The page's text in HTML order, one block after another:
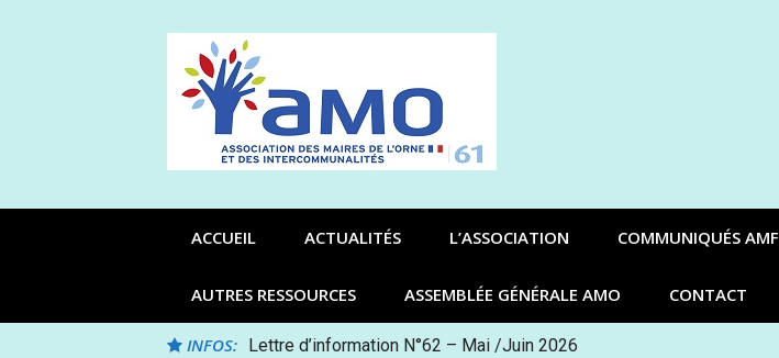
ACCUEIL ACTUALITÉS L’ASSOCIATION COMMUNIQUÉS AMF
AUTRES RESSOURCES ASSEMBLÉE GÉNÉRALE AMO CONTACT
INFOS: Lettre d’information N°62 – Mai /Juin 2026